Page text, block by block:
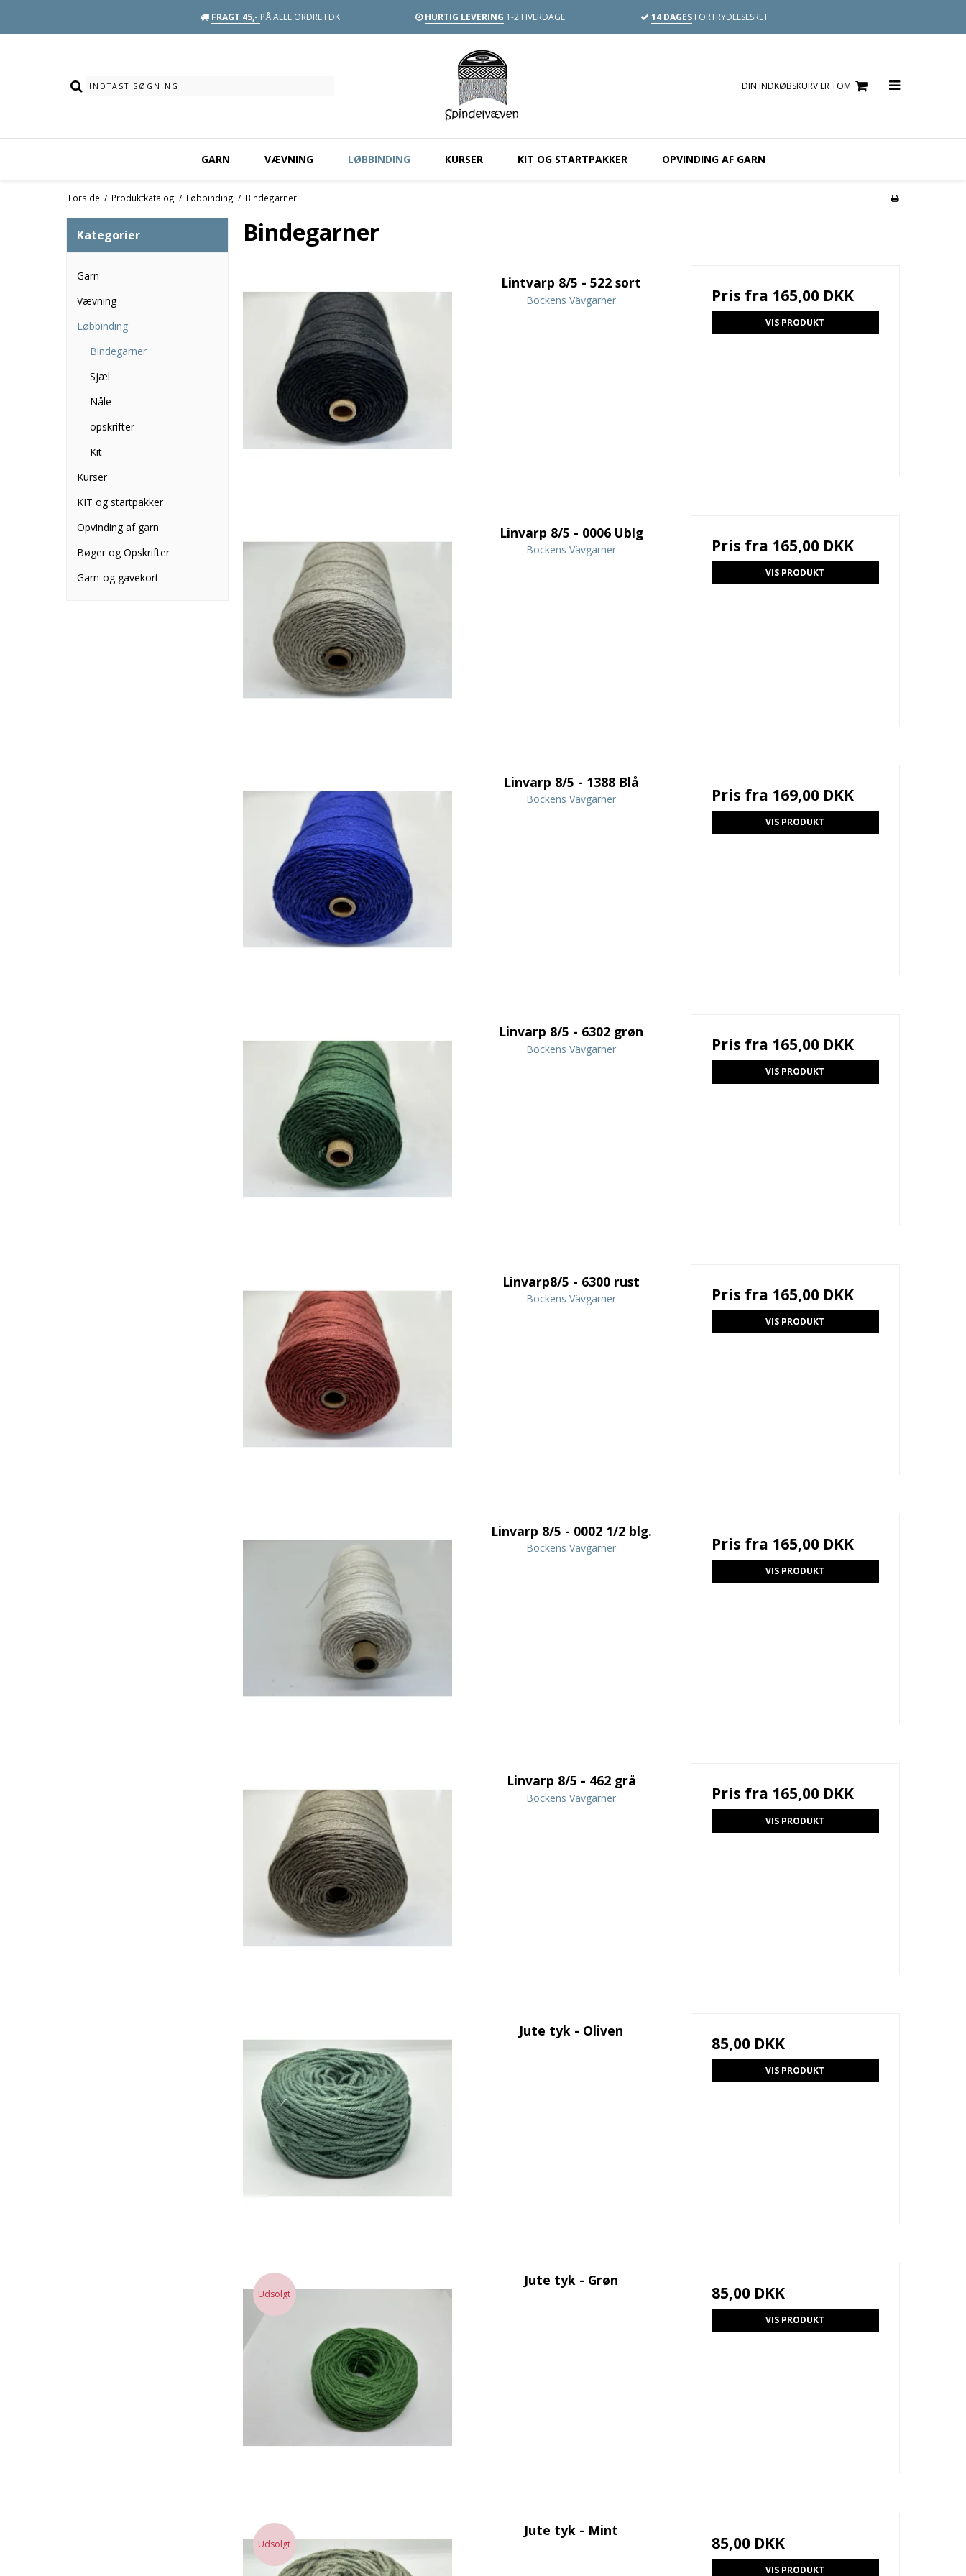
FRAGT 45,- PÅ ALLE ORDRE I DK HURTIG LEVERING 1-2 HVERDAGE 14 DAGESFORTRYDELSESRET
DIN INDKØBSKURV ER TOM
GARN VÆVNING LØBBINDING KURSER KIT OG STARTPAKKER OPVINDING AF GARN
Forside / Produktkatalog / Løbbinding / Bindegarner
Kategorier
Garn
Vævning
Løbbinding
Bindegarner
Sjæl
Nåle
opskrifter
Kit
Kurser
KIT og startpakker
Opvinding af garn
Bøger og Opskrifter
Garn-og gavekort
Bindegarner
Lintvarp 8/5 - 522 sort
Bockens Vävgarner Pris fra 165,00 DKK
VIS PRODUKT
Linvarp 8/5 - 0006 Ublg
Bockens Vävgarner Pris fra 165,00 DKK
VIS PRODUKT
Linvarp 8/5 - 1388 Blå
Bockens Vävgarner Pris fra 169,00 DKK
VIS PRODUKT
Linvarp 8/5 - 6302 grøn
Bockens Vävgarner Pris fra 165,00 DKK
VIS PRODUKT
Linvarp8/5 - 6300 rust
Bockens Vävgarner Pris fra 165,00 DKK
VIS PRODUKT
Linvarp 8/5 - 0002 1/2 blg.
Bockens Vävgarner Pris fra 165,00 DKK
VIS PRODUKT
Linvarp 8/5 - 462 grå
Bockens Vävgarner Pris fra 165,00 DKK
VIS PRODUKT
Jute tyk - Oliven
85,00 DKK
VIS PRODUKT
Udsolgt
Jute tyk - Grøn
85,00 DKK
VIS PRODUKT
Udsolgt
Jute tyk - Mint
85,00 DKK
VIS PRODUKT